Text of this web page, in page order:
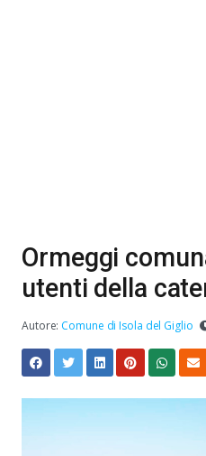
Ormeggi
utenti della
Autore: Comune di Isola del Giglio